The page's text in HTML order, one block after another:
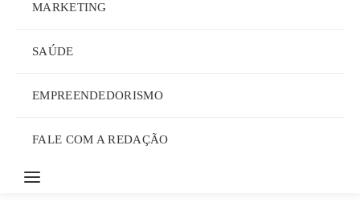
MARKETING
SAÚDE
EMPREENDEDORISMO
FALE COM A REDAÇÃO